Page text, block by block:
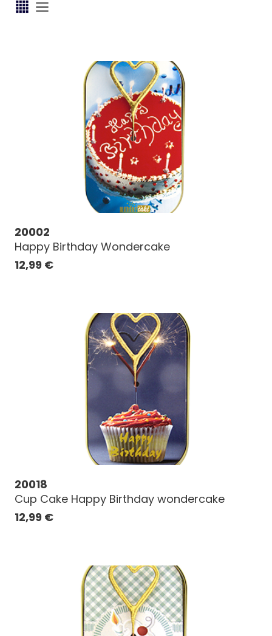
20002
Happy Birthday Wondercake
12,99 €
20018
Cup Cake Happy Birthday wondercake
12,99 €